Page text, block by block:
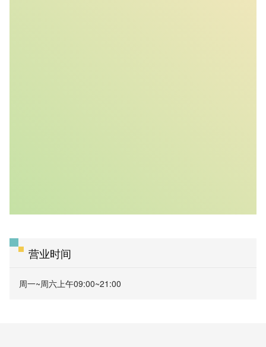
营业时间
周一~周六上午09:00~21:00